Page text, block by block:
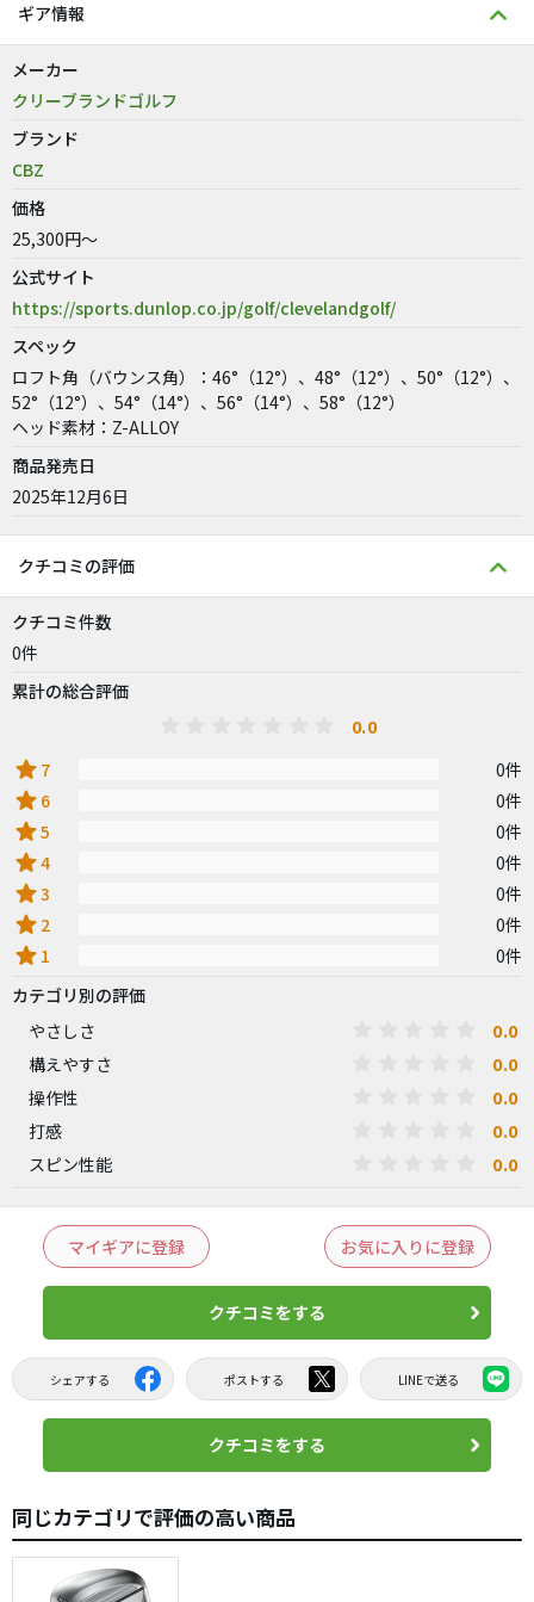
ギア情報
メーカー
クリーブランドゴルフ
ブランド
CBZ
価格
25,300円～
公式サイト
https://sports.dunlop.co.jp/golf/clevelandgolf/
スペック
ロフト角（バウンス角）：46°（12°）、48°（12°）、50°（12°）、
52°（12°）、54°（14°）、56°（14°）、58°（12°）
ヘッド素材：Z-ALLOY
商品発売日
2025年12月6日
クチコミの評価
クチコミ件数
0件
累計の総合評価
0.0
star 7 0件
star 6 0件
star5 0件
star4 0件
star3 0件
star 2 0件
star 1
0件
カテゴリ別の評価
やさしさ
0.0
構えやすさ 0.0
操作性 0.0
打感 0.0
スピン性能 0.0
マイギアに登録 お気に入りに登録
クチコミをする
シェアする ポストする LINEで送る
クチコミをする
同じカテゴリで評価の高い商品